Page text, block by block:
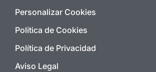
Personalizar Cookies
Política de Cookies
Política de Privacidad
Aviso Legal